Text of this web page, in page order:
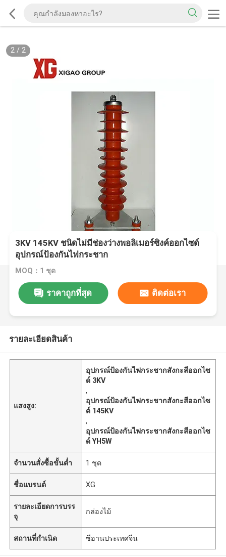
2/ 2
3KV 145KV ชนิดไม่มีช่องว่างพอลิเมอร์ซิงค์ออกไซด์
อุปกรณ์ป้องกันไฟกระชาก
MOQ：1 ชุด
ราคาถูกที่สุด ติดต่อเรา
รายละเอียดสินค้า
แสงสูง:
อุปกรณ์ป้องกันไฟกระชากสังกะสีออกไซ
ด์ 3KV
,
อุปกรณ์ป้องกันไฟกระชากสังกะสีออกไซ
ด์ 145KV
,
อุปกรณ์ป้องกันไฟกระชากสังกะสีออกไซ
ด์ YH5W
จำนวนสั่งซื้อขั้นต่ำ 1 ชุด
ชื่อแบรนด์ XG
รายละเอียดการบรร
จุ
กล่องไม้
สถานที่กำเนิด ซีอานประเทศจีน